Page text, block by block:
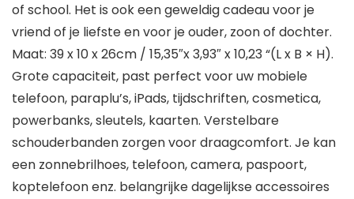
of school. Het is ook een geweldig cadeau voor je
vriend of je liefste en voor je ouder, zoon of dochter.
Maat: 39 x 10 x 26cm / 15,35″x 3,93″ x 10,23 “(L x B × H).
Grote capaciteit, past perfect voor uw mobiele
telefoon, paraplu’s, iPads, tijdschriften, cosmetica,
powerbanks, sleutels, kaarten. Verstelbare
schouderbanden zorgen voor draagcomfort. Je kan
een zonnebrilhoes, telefoon, camera, paspoort,
koptelefoon enz. belangrijke dagelijkse accessoires